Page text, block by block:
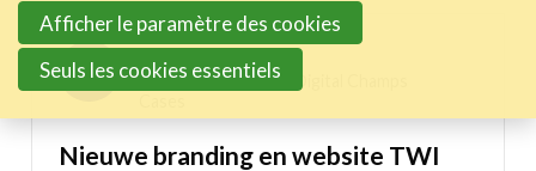
content
Kevin Heylen
06/10/2025 15:22 in
Nieuwe branding en website TWI
Annuaire prestataires
A propos
Become a member Account
Afficher le paramètre des cookies
Seuls les cookies essentiels